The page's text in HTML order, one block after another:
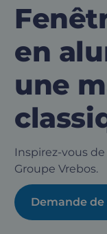
en
une
Inspirez-vous
Groupe Vrebos.
Demande